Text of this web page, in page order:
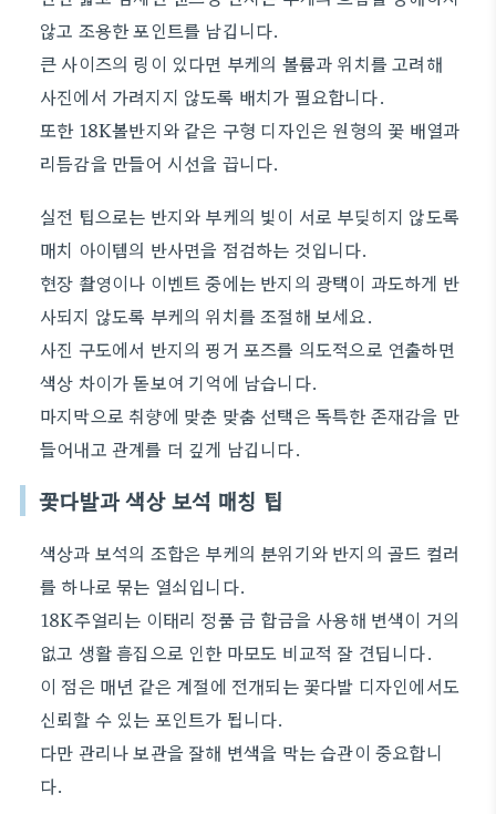
않고 조용한 포인트를 남깁니다.
큰 사이즈의 링이 있다면 부케의 볼륨과 위치를 고려해
사진에서 가려지지 않도록 배치가 필요합니다.
또한 18K볼반지와 같은 구형 디자인은 원형의 꽃 배열과
리듬감을 만들어 시선을 끕니다.
실전 팁으로는 반지와 부케의 빛이 서로 부딪히지 않도록
매치 아이템의 반사면을 점검하는 것입니다.
현장 촬영이나 이벤트 중에는 반지의 광택이 과도하게 반
사되지 않도록 부케의 위치를 조절해 보세요.
사진 구도에서 반지의 핑거 포즈를 의도적으로 연출하면
색상 차이가 돋보여 기억에 남습니다.
마지막으로 취향에 맞춘 맞춤 선택은 독특한 존재감을 만
들어내고 관계를 더 깊게 남깁니다.
꽃다발과 색상 보석 매칭 팁
색상과 보석의 조합은 부케의 분위기와 반지의 골드 컬러
를 하나로 묶는 열쇠입니다.
18K주얼리는 이태리 정품 금 합금을 사용해 변색이 거의
없고 생활 흠집으로 인한 마모도 비교적 잘 견딥니다.
이 점은 매년 같은 계절에 전개되는 꽃다발 디자인에서도
신뢰할 수 있는 포인트가 됩니다.
다만 관리나 보관을 잘해 변색을 막는 습관이 중요합니
다.